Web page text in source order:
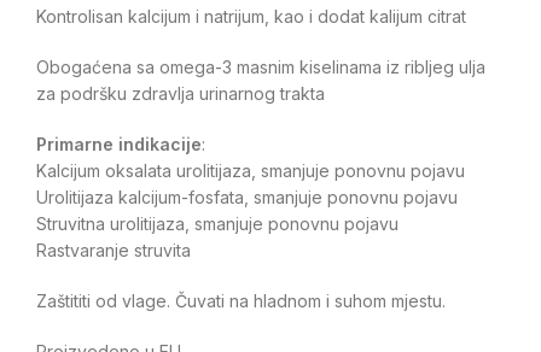
Kontrolisan kalcijum i natrijum, kao i dodat kalijum citrat
Obogaćena sa omega-3 masnim kiselinama iz ribljeg ulja
za podršku zdravlja urinarnog trakta
Primarne indikacije:
Kalcijum oksalata urolitijaza, smanjuje ponovnu pojavu
Urolitijaza kalcijum-fosfata, smanjuje ponovnu pojavu
Struvitna urolitijaza, smanjuje ponovnu pojavu
Rastvaranje struvita
Zaštititi od vlage. Čuvati na hladnom i suhom mjestu.